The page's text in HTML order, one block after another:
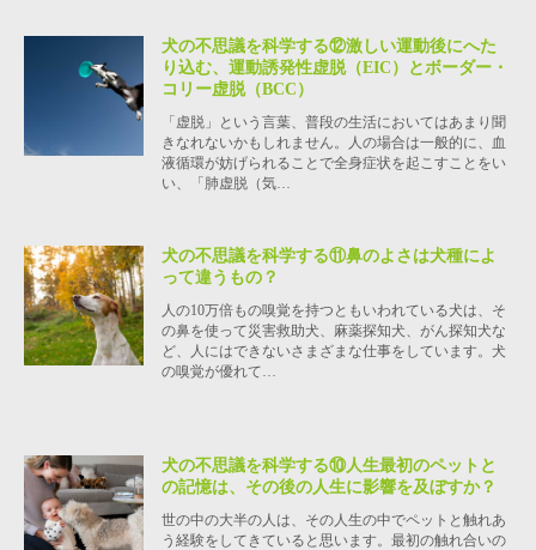
犬の不思議を科学する⑫激しい運動後にへた
り込む、運動誘発性虚脱（EIC）とボーダー・
コリー虚脱（BCC）
「虚脱」という言葉、普段の生活においてはあまり聞
きなれないかもしれません。人の場合は一般的に、血
液循環が妨げられることで全身症状を起こすことをい
い、「肺虚脱（気…
犬の不思議を科学する⑪鼻のよさは犬種によ
って違うもの？
人の10万倍もの嗅覚を持つともいわれている犬は、そ
の鼻を使って災害救助犬、麻薬探知犬、がん探知犬な
ど、人にはできないさまざまな仕事をしています。犬
の嗅覚が優れて…
犬の不思議を科学する⑩人生最初のペットと
の記憶は、その後の人生に影響を及ぼすか？
世の中の大半の人は、その人生の中でペットと触れあ
う経験をしてきていると思います。最初の触れ合いの